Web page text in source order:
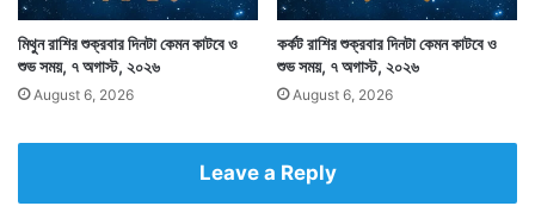
মিথুন রাশির শুক্রবার দিনটা কেমন কাটবে ও
শুভ সময়, ৭ অগাস্ট, ২০২৬
August 6, 2026
কর্কট রাশির শুক্রবার দিনটা কেমন কাটবে ও
শুভ সময়, ৭ অগাস্ট, ২০২৬
August 6, 2026
Leave a Reply